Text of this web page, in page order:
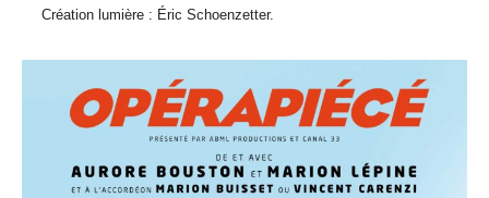
Création lumière : Éric Schoenzetter.